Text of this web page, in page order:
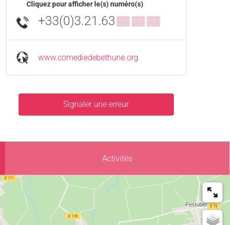
Cliquez pour afficher le(s) numéro(s)
+33(0)3.21.63▒▒ ▒▒ ▒▒
www.comediedebethune.org
Signaler une erreur
Activités